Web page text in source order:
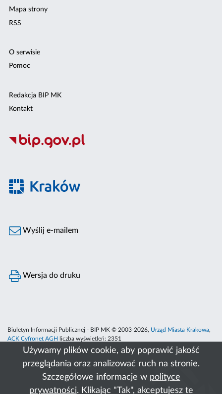
Używamy plików cookie, aby poprawić jakość
przeglądania oraz analizować ruch na stronie.
Szczegółowe informacje w polityce
prywatności. Klikając "Tak", akceptujesz te
Mapa strony
RSS
O serwisie
Pomoc
Redakcja BIP MK
Kontakt
Wyślij e-mailem
Wersja do druku
Biuletyn Informacji Publicznej - BIP MK © 2003-2026, Urząd Miasta Krakowa,
ACK Cyfronet AGH
liczba wyświetleń: 2351